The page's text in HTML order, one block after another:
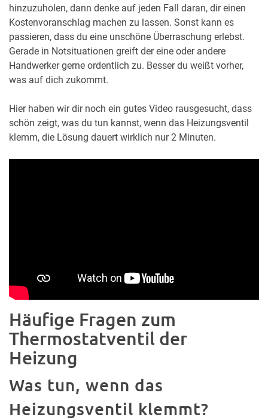
hinzuzuholen, dann denke auf jeden Fall daran, dir einen
Kostenvoranschlag machen zu lassen. Sonst kann es
passieren, dass du eine unschöne Überraschung erlebst.
Gerade in Notsituationen greift der eine oder andere
Handwerker gerne ordentlich zu. Besser du weißt vorher,
was auf dich zukommt.
Hier haben wir dir noch ein gutes Video rausgesucht, dass
schön zeigt, was du tun kannst, wenn das Heizungsventil
klemm, die Lösung dauert wirklich nur 2 Minuten.
Häufige Fragen zum
Thermostatventil der
Heizung
Was tun, wenn das
Heizungsventil klemmt?